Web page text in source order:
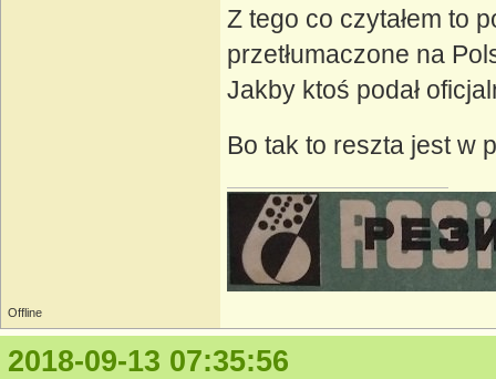
Z tego co czytałem to
przetłumaczone na
Jakby ktoś podał
Bo tak to reszta jest w
Offline
2018-09-13 07:35:56